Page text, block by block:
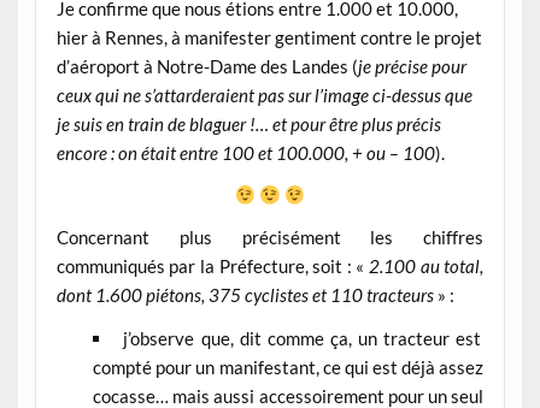
Je confirme que nous étions entre 1.000 et 10.000,
hier à Rennes, à manifester gentiment contre le projet
d’aéroport à Notre-Dame des Landes (je précise pour
ceux qui ne s’attarderaient pas sur l’image ci-dessus que
je suis en train de blaguer !… et pour être plus précis
encore : on était entre 100 et 100.000, + ou – 100).
Concernant plus précisément les chiffres
communiqués par la Préfecture, soit : « 2.100 au total,
dont 1.600 piétons, 375 cyclistes et 110 tracteurs » :
j’observe que, dit comme ça, un tracteur est
compté pour un manifestant, ce qui est déjà assez
cocasse… mais aussi accessoirement pour un seul